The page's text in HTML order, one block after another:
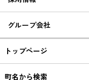
グループ会社
トップページ
町名から検索